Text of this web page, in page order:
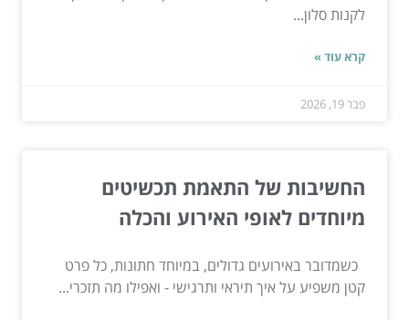
לקנות סלון...
קרא עוד »
פבר 19, 2026
החשיבות של התאמת תכשיטים
מיוחדים לאופי האירוע והכלה
כשמדובר באירועים גדולים, במיוחד חתונות, כל פרט
קטן משפיע על איך תיראי ותרגישי - ואפילו מה תזכרי...